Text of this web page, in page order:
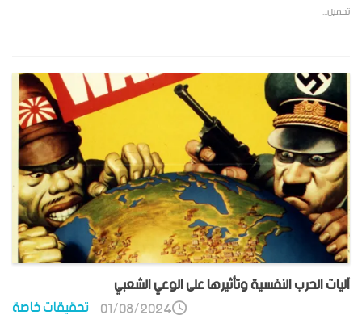
تحميل...
آليات الحرب النفسية وتأثيرها على الوعي الشعبي
تحقيقات خاصة